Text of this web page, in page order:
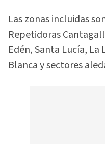
Las zonas incluidas
Repetidoras
Edén, Santa Lucía, La
Blanca y sectores